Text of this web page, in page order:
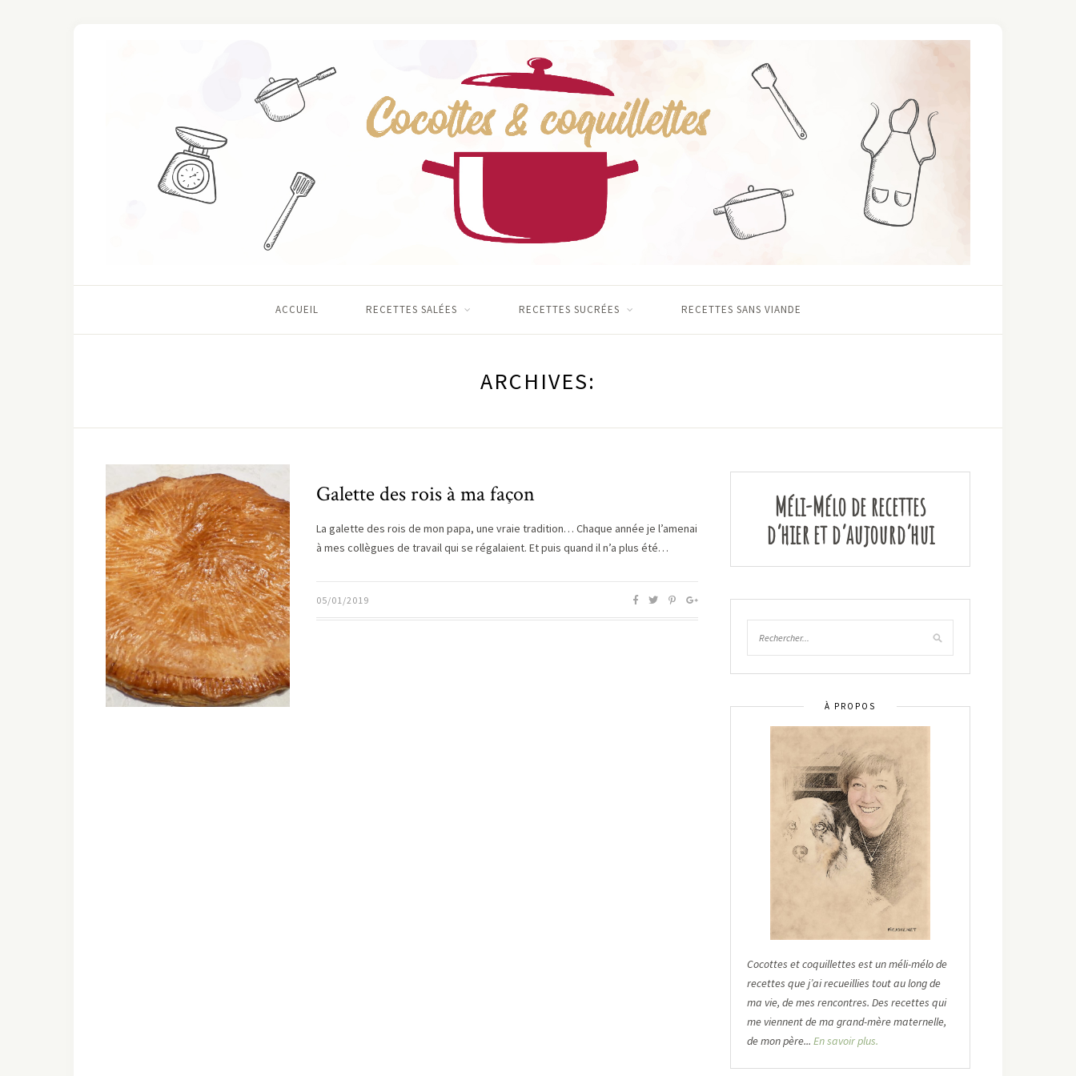
ACCUEIL RECETTES SALÉES RECETTES SUCRÉES RECETTES SANS VIANDE
ARCHIVES:
Galette des rois à ma façon
La galette des rois de mon papa, une vraie tradition… Chaque année je l’amenai
à mes collègues de travail qui se régalaient. Et puis quand il n’a plus été…
05/01/2019
Méli-Mélo de recettes
d’hier et d’aujourd’hui
À PROPOS
Cocottes et coquillettes est un méli-mélo de
recettes que j’ai recueillies tout au long de
ma vie, de mes rencontres. Des recettes qui
me viennent de ma grand-mère maternelle,
de mon père... En savoir plus.